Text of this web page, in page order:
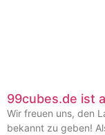
99cubes.de ist
Wir freuen uns, den
bekannt zu geben!